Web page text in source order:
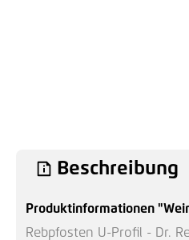
Beschreibung
Produktinformationen
Rebpfosten U-Profil - Dr.